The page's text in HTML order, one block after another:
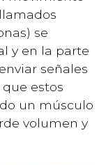
se
y en la parte
señales
estos
un músculo
volumen y